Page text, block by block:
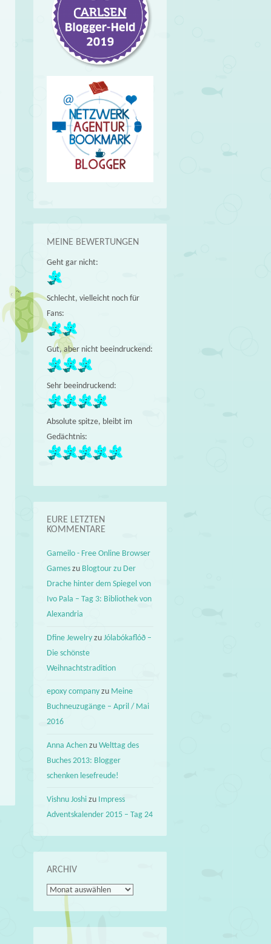
MEINE BEWERTUNGEN
Geht gar nicht:
Schlecht, vielleicht noch für
Fans:
Gut, aber nicht beeindruckend:
Sehr beeindruckend:
Absolute spitze, bleibt im
Gedächtnis:
EURE LETZTEN
KOMMENTARE
Gameilo - Free Online Browser
Games zu Blogtour zu Der
Drache hinter dem Spiegel von
Ivo Pala – Tag 3: Bibliothek von
Alexandria
Dfine Jewelry zuJólabókaflóð –
Die schönste
Weihnachtstradition
epoxy company zu Meine
Buchneuzugänge – April / Mai
2016
Anna Achen zuWelttag des
Buches 2013: Blogger
schenken lesefreude!
Vishnu Joshi zu Impress
Adventskalender 2015 – Tag 24
ARCHIV
Archiv